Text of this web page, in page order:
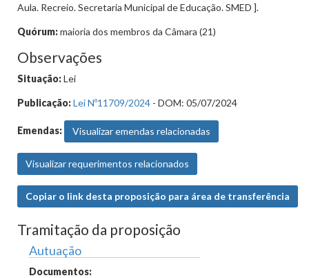
Aula. Recreio. Secretaria Municipal de Educação. SMED ].
Quórum:maioria dos membros da Câmara (21)
Observações
Situação:Lei
Publicação:Lei Nº11709/2024 - DOM: 05/07/2024
Emendas: Visualizar emendas relacionadas
Visualizar requerimentos relacionados
Copiar o link desta proposição para área de transferência
Tramitação da proposição
Autuação
Documentos: